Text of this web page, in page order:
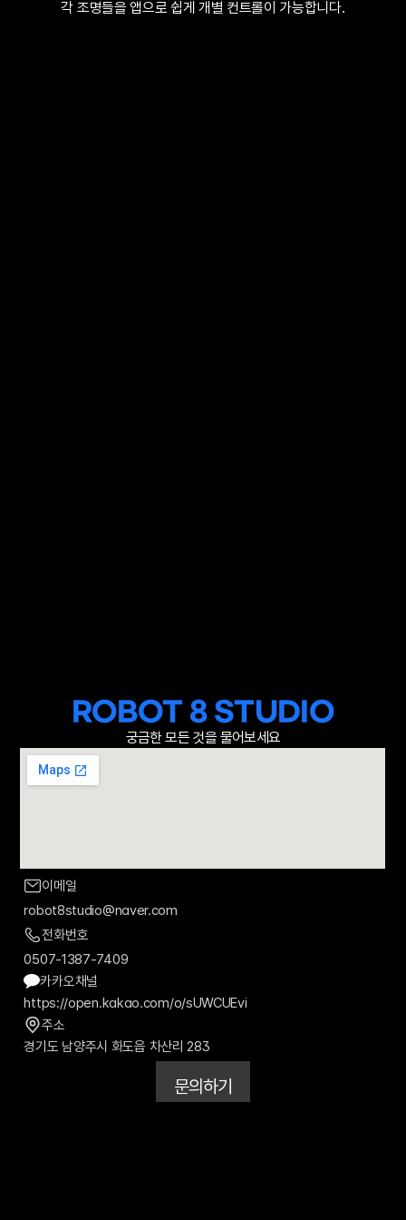
각 조명들을 앱으로 쉽게 개별 컨트롤이 가능합니다.
ROBOT 8 STUDIO
궁금한 모든 것을 물어보세요
이메일
robot8studio@naver.com
전화번호
0507-1387-7409
카카오채널
https://open.kakao.com/o/sUWCUEvi
주소
경기도 남양주시 화도읍 차산리 283
문의하기